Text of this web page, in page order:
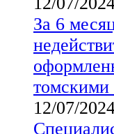
За 6
томскими
12/07/